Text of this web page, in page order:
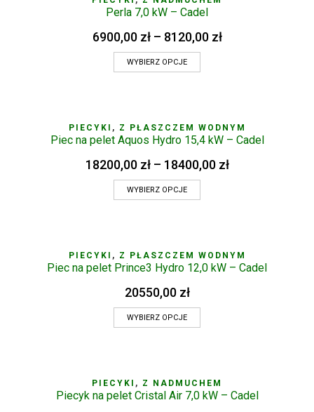
Perla 7,0 kW – Cadel
6900,00 zł– 8120,00 zł
WYBIERZ OPCJE
PIECYKI , Z PŁASZCZEM WODNYM
Piec na pelet Aquos Hydro 15,4 kW – Cadel
18200,00 zł– 18400,00 zł
WYBIERZ OPCJE
PIECYKI , Z PŁASZCZEM WODNYM
Piec na pelet Prince3 Hydro 12,0 kW – Cadel
20550,00 zł
WYBIERZ OPCJE
PIECYKI , Z NADMUCHEM
Piecyk na pelet Cristal Air 7,0 kW – Cadel